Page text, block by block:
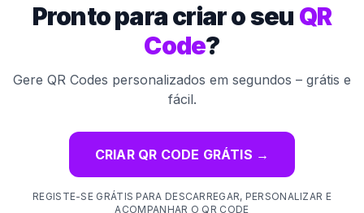
Pronto para criar o seu QR
Code?
Gere QR Codes personalizados em segundos – grátis e
fácil.
CRIAR QR CODE GRÁTIS →
REGISTE-SE GRÁTIS PARA DESCARREGAR, PERSONALIZAR E
ACOMPANHAR O QR CODE